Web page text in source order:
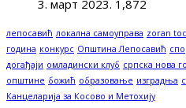
3. март 2023. 1,872
лепосавић локална самоуправа zoran
година конкурс Општина Лепосавић
догађаји омладински клуб српска нова
општине божић образовање изградња
Канцеларија за Косово и Метохију